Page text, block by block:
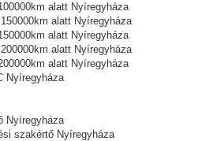
alatt Nyíregyháza
alatt Nyíregyháza
alatt Nyíregyháza
alatt Nyíregyháza
alatt Nyíregyháza
Nyíregyháza
Nyíregyháza
szakértő Nyíregyháza